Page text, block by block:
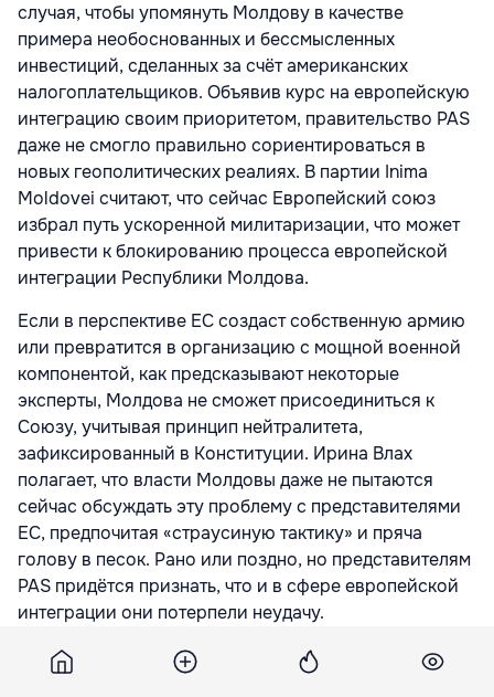
случая, чтобы упомянуть Молдову в качестве
примера необоснованных и бессмысленных
инвестиций, сделанных за счёт американских
налогоплательщиков. Объявив курс на европейскую
интеграцию своим приоритетом, правительство PAS
даже не смогло правильно сориентироваться в
новых геополитических реалиях. В партии Inima
Moldovei считают, что сейчас Европейский союз
избрал путь ускоренной милитаризации, что может
привести к блокированию процесса европейской
интеграции Республики Молдова.
Если в перспективе ЕС создаст собственную армию
или превратится в организацию с мощной военной
компонентой, как предсказывают некоторые
эксперты, Молдова не сможет присоединиться к
Союзу, учитывая принцип нейтралитета,
зафиксированный в Конституции. Ирина Влах
полагает, что власти Молдовы даже не пытаются
сейчас обсуждать эту проблему с представителями
ЕС, предпочитая «страусиную тактику» и пряча
голову в песок. Рано или поздно, но представителям
PAS придётся признать, что и в сфере европейской
интеграции они потерпели неудачу.
В партии Inima Moldovei указывают, что перспектива